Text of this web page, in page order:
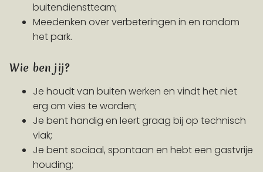
buitendienstteam;
Meedenken over verbeteringen in en rondom
het park.
Wie ben jij?
Je houdt van buiten werken en vindt het niet
erg om vies te worden;
Je bent handig en leert graag bij op technisch
vlak;
Je bent sociaal, spontaan en hebt een gastvrije
houding;